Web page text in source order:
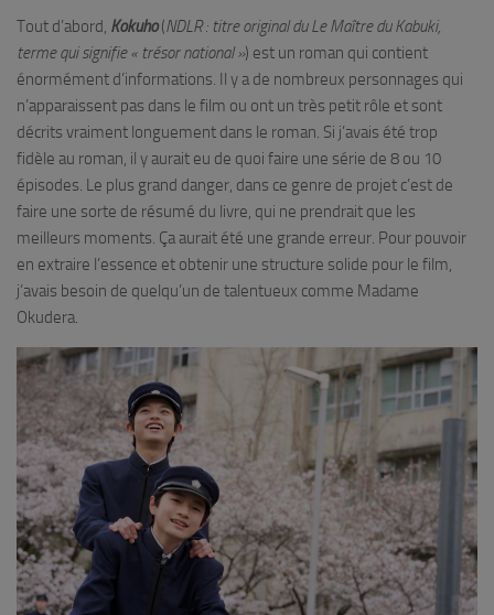
Tout d’abord, Kokuho(NDLR : titre original du Le Maître du Kabuki,
terme qui signifie « trésor national ») est un roman qui contient
énormément d’informations. Il y a de nombreux personnages qui
n’apparaissent pas dans le film ou ont un très petit rôle et sont
décrits vraiment longuement dans le roman. Si j’avais été trop
fidèle au roman, il y aurait eu de quoi faire une série de 8 ou 10
épisodes. Le plus grand danger, dans ce genre de projet c’est de
faire une sorte de résumé du livre, qui ne prendrait que les
meilleurs moments. Ça aurait été une grande erreur. Pour pouvoir
en extraire l’essence et obtenir une structure solide pour le film,
j’avais besoin de quelqu’un de talentueux comme Madame
Okudera.